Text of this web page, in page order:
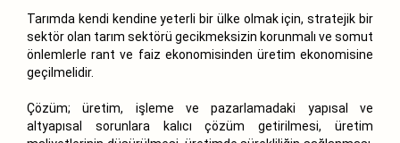
Tarımda kendi kendine yeterli bir ülke olmak için, stratejik bir
sektör olan tarım sektörü gecikmeksizin korunmalı ve somut
önlemlerle rant ve faiz ekonomisinden üretim ekonomisine
geçilmelidir.
Çözüm; üretim, işleme ve pazarlamadaki yapısal ve
altyapısal sorunlara kalıcı çözüm getirilmesi, üretim